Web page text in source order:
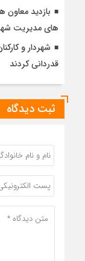
بازدید معاون
های مدیریت
شهردار و
قدردانی کردند
ثبت دیدگاه